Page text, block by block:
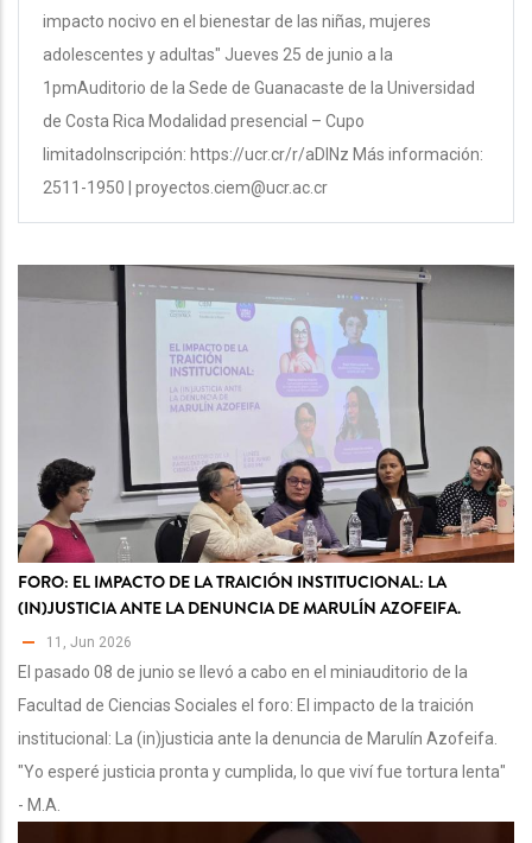
impacto nocivo en el bienestar de las niñas, mujeres
adolescentes y adultas" Jueves 25 de junio a la
1pmAuditorio de la Sede de Guanacaste de la Universidad
de Costa Rica Modalidad presencial – Cupo
limitadoInscripción: https://ucr.cr/r/aDlNz Más información:
2511-1950 | proyectos.ciem@ucr.ac.cr
FORO: EL IMPACTO DE LA TRAICIÓN INSTITUCIONAL: LA
(IN)JUSTICIA ANTE LA DENUNCIA DE MARULÍN AZOFEIFA.
11, Jun 2026
El pasado 08 de junio se llevó a cabo en el miniauditorio de la
Facultad de Ciencias Sociales el foro: El impacto de la traición
institucional: La (in)justicia ante la denuncia de Marulín Azofeifa.
"Yo esperé justicia pronta y cumplida, lo que viví fue tortura lenta"
- M.A.